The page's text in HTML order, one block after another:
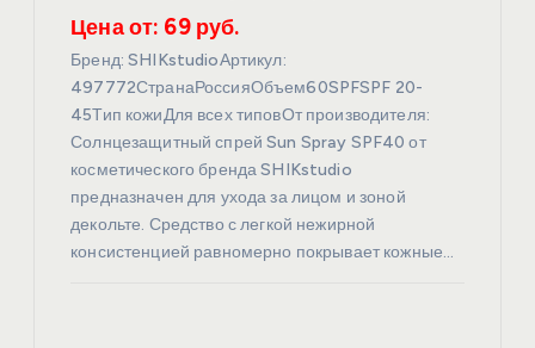
Цена от: 69 руб.
Бренд: SHIKstudioАртикул:
497772СтранаРоссияОбъем60SPFSPF 20-
45Тип кожиДля всех типовОт производителя:
Солнцезащитный спрей Sun Spray SPF40 от
косметического бренда SHIKstudio
предназначен для ухода за лицом и зоной
декольте. Средство с легкой нежирной
консистенцией равномерно покрывает кожные…